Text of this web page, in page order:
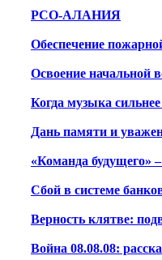
РСО-АЛАНИЯ
Обеспечение
Освоение начальной
Когда музыка
Дань памяти и
«Команда будущего»
Сбой в системе
Верность клятве:
Война 08.08.08: